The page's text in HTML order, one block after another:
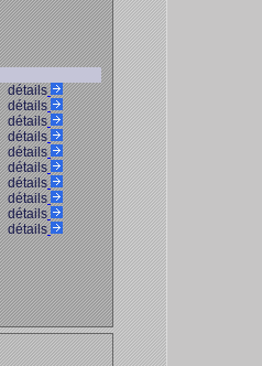
détails
détails
détails
détails
détails
détails
détails
détails
détails
détails